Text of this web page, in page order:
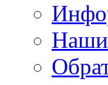
Наши